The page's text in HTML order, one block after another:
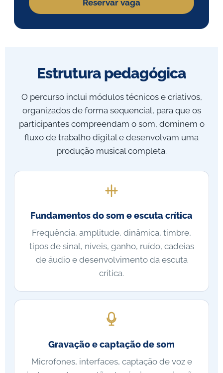
Reservar vaga
Estrutura pedagógica
O percurso inclui módulos técnicos e criativos,
organizados de forma sequencial, para que os
participantes compreendam o som, dominem o
fluxo de trabalho digital e desenvolvam uma
produção musical completa.
Fundamentos do som e escuta crítica
Frequência, amplitude, dinâmica, timbre,
tipos de sinal, níveis, ganho, ruído, cadeias
de áudio e desenvolvimento da escuta
crítica.
Gravação e captação de som
Microfones, interfaces, captação de voz e